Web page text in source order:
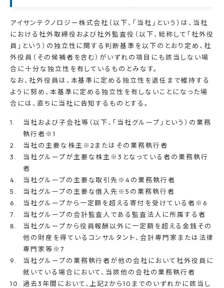
アイサンテクノロジー株式会社（以下、「当社」という）は、当社
における社外取締役および社外監査役（以下、総称して「社外役
員」という）の独立性に関する判断基準を以下のとおり定め、社
外役員（その候補者を含む）がいずれの項目にも該当しない場
合に十分な独立性を有しているものとみなす。
なお、社外役員は、本基準に定める独立性を退任まで維持する
ように努め、本基準に定める独立性を有しないことになった場
合には、直ちに当社に告知するものとする。
当社および子会社等（以下、「当社グループ」という）の業務
執行者※1
当社の主要な株主※2またはその業務執行者
当社グループが主要な株主※3となっている者の業務執行
者
当社グループの主要な取引先※4の業務執行者
当社グループの主要な借入先※5の業務執行者
当社グループから一定額を超える寄付を受けている者※6
当社グループの会計監査人である監査法人に所属する者
当社グループから役員報酬以外に一定額を超える金銭その
他の財産を得ているコンサルタント、会計専門家または法律
専門家等※7
当社グループの業務執行者が他の会社において社外役員に
就いている場合において、当該他の会社の業務執行者
過去3年間において、上記2から10までのいずれかに該当し